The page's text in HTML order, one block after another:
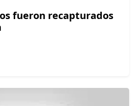
fueron recapturados